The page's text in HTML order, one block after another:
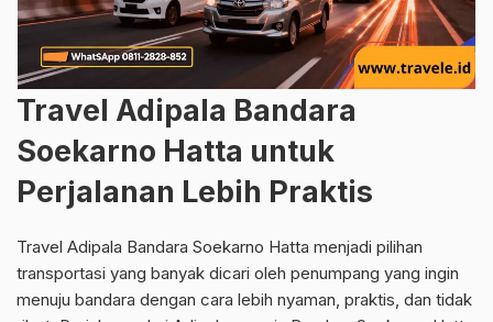
Travel Adipala Bandara
Soekarno Hatta untuk
Perjalanan Lebih Praktis
Travel Adipala Bandara Soekarno Hatta menjadi pilihan
transportasi yang banyak dicari oleh penumpang yang ingin
menuju bandara dengan cara lebih nyaman, praktis, dan tidak